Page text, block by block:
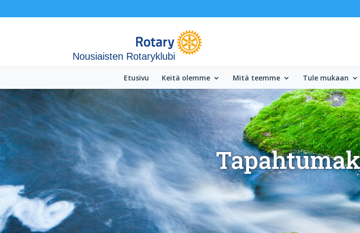
Nousiaisten Rotaryklubi
Etusivu Keitä olemme Mitä teemme Tule mukaan